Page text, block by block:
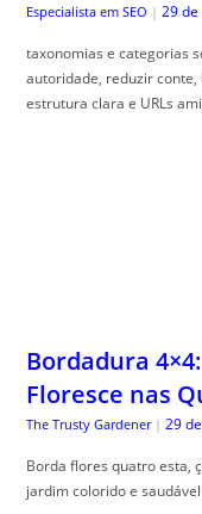
Especialista em SEO | 29
taxonomias e categorias
autoridade, reduzir
estrutura clara e URLs
Bordadura
Floresce nas
The Trusty Gardener | 29
Borda flores quatro esta,
jardim colorido e